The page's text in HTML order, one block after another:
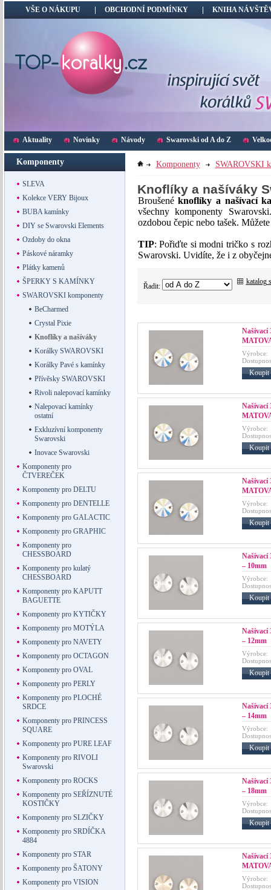
VŠE O NÁKUPU OBCHODNÍ PODMÍNKY KNIHA
Aktuality Novinky Návody Swarovski od A do Z
Komponenty
SLEVA
Kolekce VERY Bijoux
BUBA kamínky
DIY se Swarovski Elements
Ozdoby do okna
Páskové náramky
Plátky kamenů
ŠPERKY S KAMÍNKY
SWAROVSKI komponenty
BeCharmed
Crystal Pixie
Knoflíky a našíváky
Korálky SWAROVSKI
Korálky Pavé s kamínky
Přívěsky SWAROVSKI
Rivoli nalepovací kamínky
Nalepovací kamínky
ostatní
Exkluzívní komponenty
Swarovski
Inovace Swarovski
Komponenty pro
ČTVEREČEK
Komponenty pro DELTU
Komponenty pro DENTELLE
Komponenty pro GALACTIC
Komponenty pro GRAPHIC
Komponenty pro
CHESSBOARD
Komponenty pro kulatý
CHESSBOARD
Komponenty pro KAPUTT
BAGUETTE
Komponenty pro KYTIČKY
Komponenty pro MOTÝLA
Komponenty pro NAVETY
Komponenty pro OCTAGON
Komponenty pro OVAL
Komponenty pro PERLY
Komponenty pro PLOCHÉ
SRDCE
Komponenty pro PRINCESS
SQUARE
Komponenty pro PURE LEAF
Komponenty pro RIVOLI
Swarovski
Komponenty pro ROCKS
Komponenty pro SEŘÍZNUTÉ
KOSTIČKY
Komponenty pro SLZIČKY
Komponenty pro SRDÍČKA
4884
Komponenty pro STAR
Komponenty pro ŠATONY
Komponenty pro VISION
Komponenty SWAROVSKI
Knoflíky a našíváky
Broušenéknoflíky a našívací
všechny komponenty
ozdobou čepic nebo tašek.
TIP: Pořiďte si modni tričko s
Swarovski. Uvidíte, že i z
Řadit:
katalog
Našívací
Výrobce:
Koupit
Našívací
Výrobce:
Koupit
Našívací
Výrobce:
Koupit
– 10mm
Výrobce:
Koupit
– 12mm
Výrobce:
Koupit
– 14mm
Výrobce:
Koupit
– 18mm
Výrobce:
Koupit
Našívací
Výrobce: